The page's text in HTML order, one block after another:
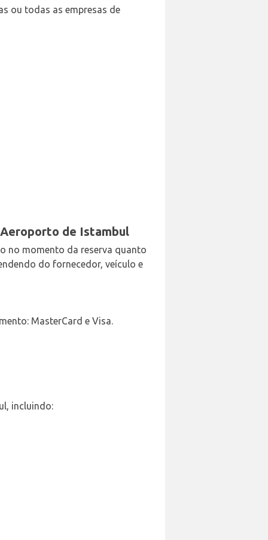
ou todas as empresas de
de Istambul
no momento da reserva quanto
do fornecedor, veículo e
MasterCard e Visa.
incluindo: